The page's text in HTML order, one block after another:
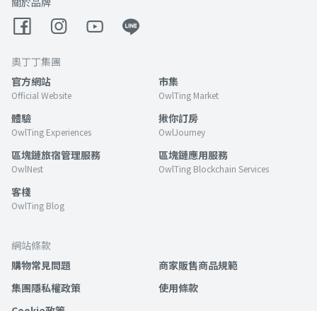
奧丁丁集團
官方網站
Official Website
市集
OwlTing Market
體驗
OwlTing Experiences
揪你訂房
OwlJourney
區塊鏈旅宿管理服務
OwlNest
區塊鏈應用服務
OwlTing Blockchain Services
客棧
OwlTing Blog
網站條款
購物常見問題
商家販售商品規範
集團隱私權政策
使用條款